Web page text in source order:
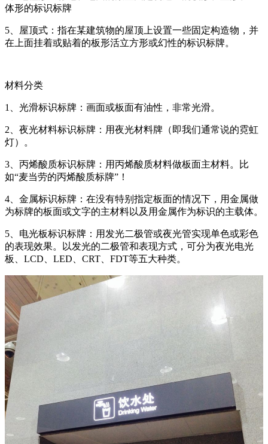
体形的标识标牌
5、屋顶式：指在某建筑物的屋顶上设置一些固定构造物，并
在上面挂着或贴着的板形活立方形或幻性的标识标牌。
材料分类
1、光滑标识标牌：画面或板面有油性，非常光滑。
2、夜光材料标识标牌：用夜光材料牌（即我们通常说的霓虹
灯）。
3、丙烯酸质标识标牌：用丙烯酸质材料做板面主材料。比
如“麦当劳的丙烯酸质标牌”！
4、金属标识标牌：在没有特别指定板面的情况下，用金属做
为标牌的板面或文字的主材料以及用金属作为标识的主载体。
5、电光板标识标牌：用发光二极管或夜光管实现单色或彩色
的表现效果。以发光的二极管和表现方式，可分为夜光电光
板、LCD、LED、CRT、FDT等五大种类。